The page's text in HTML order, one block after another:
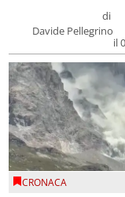
di
Davide Pellegrino
il
CRONACA